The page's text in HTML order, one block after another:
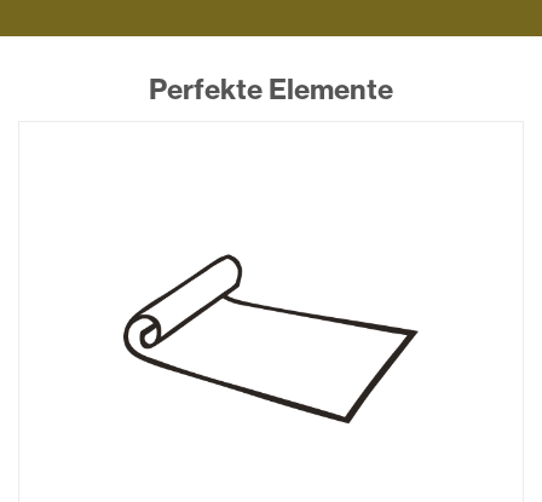
Perfekte Elemente